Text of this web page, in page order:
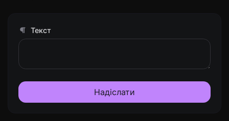
Текст
Надіслати